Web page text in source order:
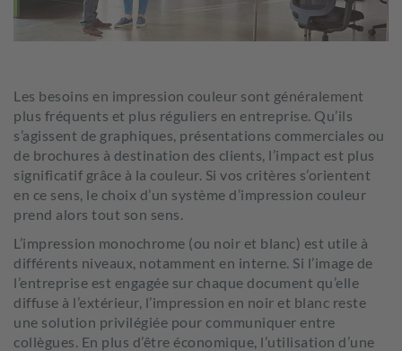
Les besoins en impression couleur sont généralement
plus fréquents et plus réguliers en entreprise. Qu’ils
s’agissent de graphiques, présentations commerciales ou
de brochures à destination des clients, l’impact est plus
significatif grâce à la couleur. Si vos critères s’orientent
en ce sens, le choix d’un système d’impression couleur
prend alors tout son sens.
L’impression monochrome (ou noir et blanc) est utile à
différents niveaux, notamment en interne. Si l’image de
l’entreprise est engagée sur chaque document qu’elle
diffuse à l’extérieur, l’impression en noir et blanc reste
une solution privilégiée pour communiquer entre
collègues. En plus d’être économique, l’utilisation d’une